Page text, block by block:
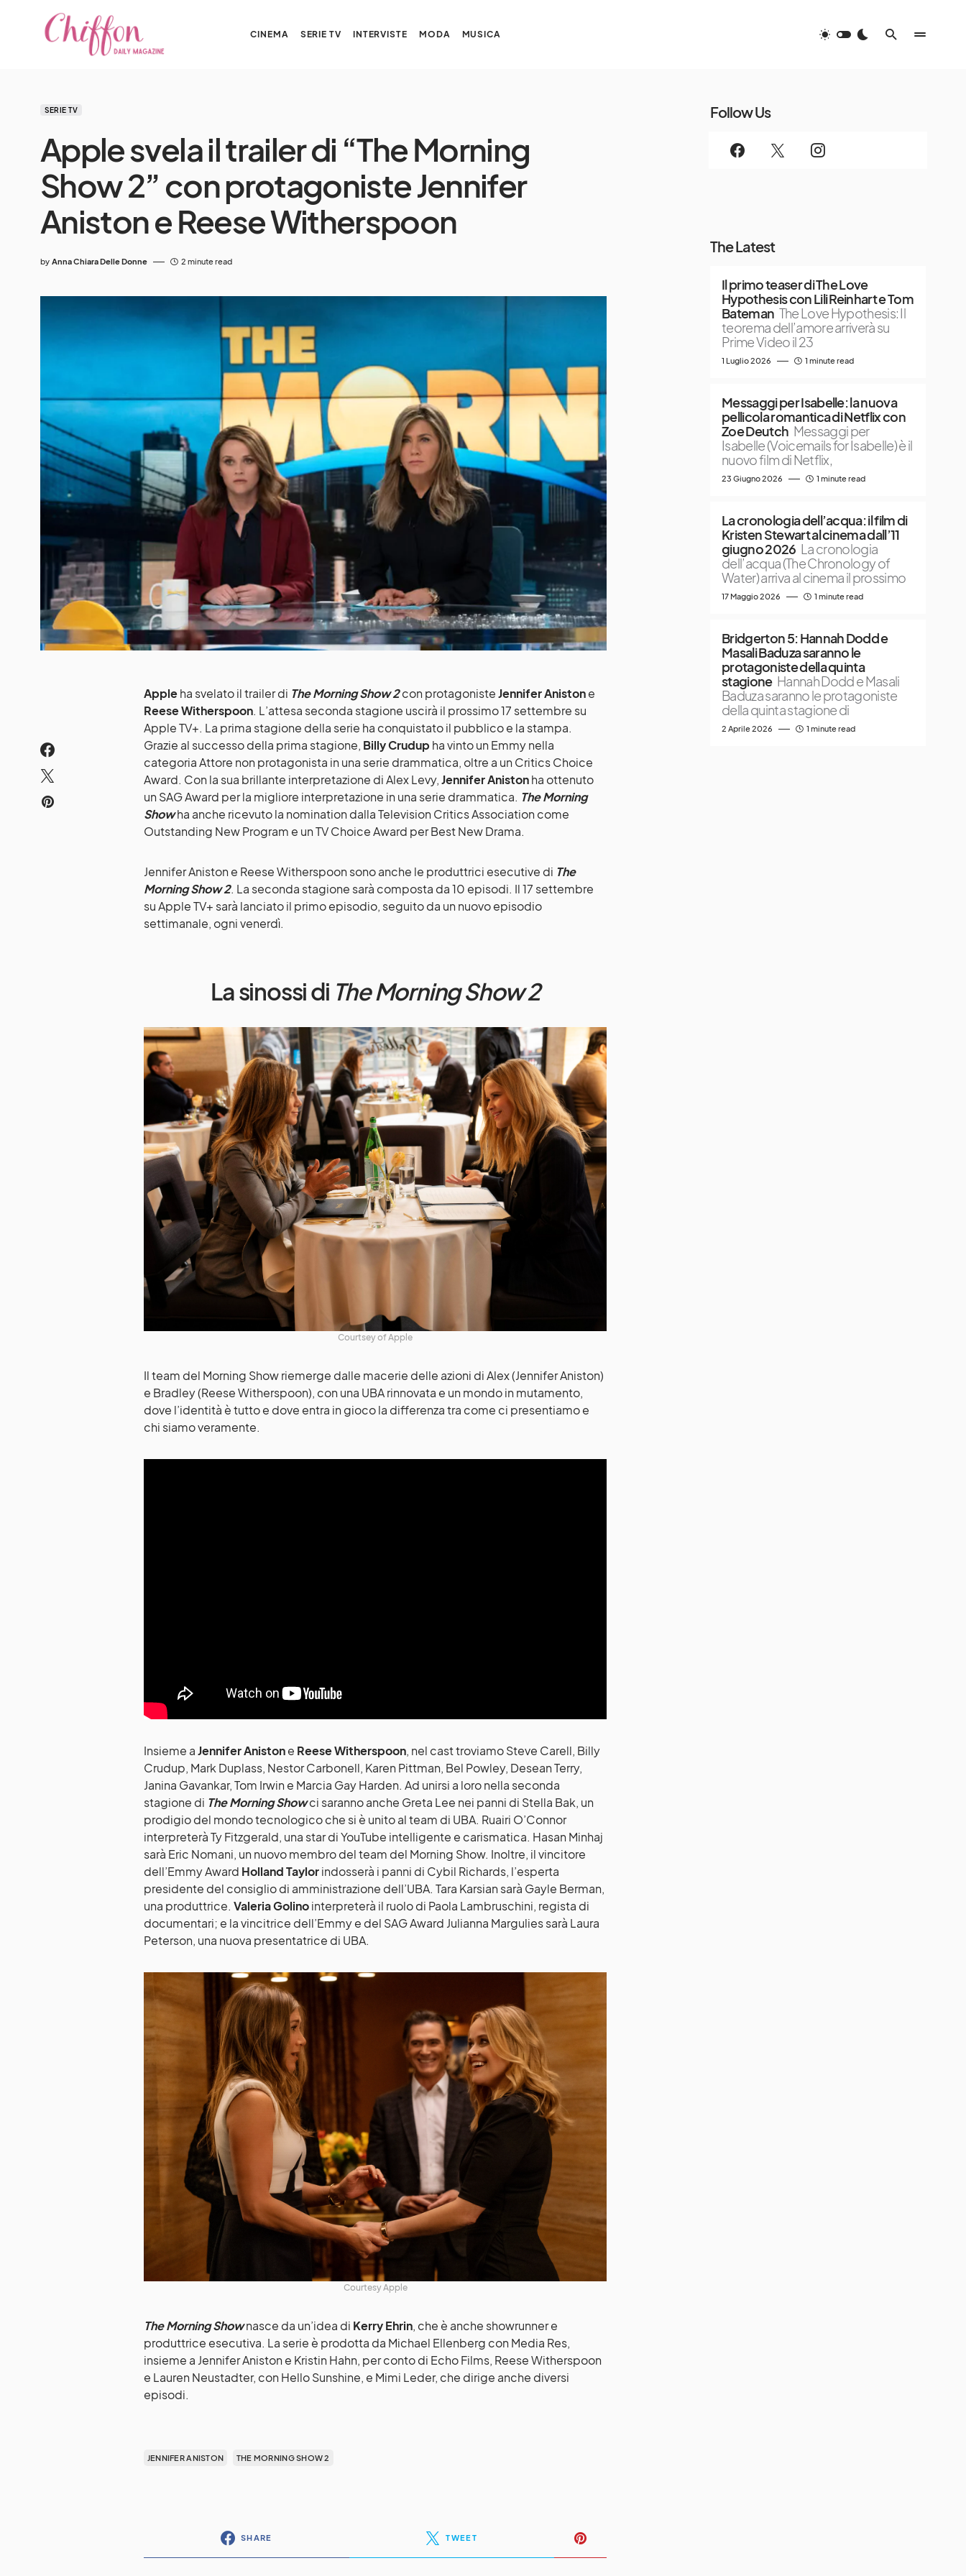
CINEMA SERIE TV INTERVISTE MODA MUSICA
SERIE TV
Apple svela il trailer di “The Morning
Show 2” con protagoniste Jennifer
Aniston e Reese Witherspoon
by Anna Chiara Delle Donne 2 minute read
Appleha svelato il trailer di The Morning Show 2con protagonisteJennifer Anistone
Reese Witherspoon. L’attesa seconda stagione uscirà il prossimo 17 settembre su
Apple TV+. La prima stagione della serie ha conquistato il pubblico e la stampa.
Grazie al successo della prima stagione, Billy Crudup ha vinto un Emmy nella
categoria Attore non protagonista in una serie drammatica, oltre a un Critics Choice
Award. Con la sua brillante interpretazione di Alex Levy,Jennifer Anistonha ottenuto
un SAG Award per la migliore interpretazione in una serie drammatica. The Morning
Showha anche ricevuto la nomination dalla Television Critics Association come
Outstanding New Program e un TV Choice Award per Best New Drama.
Jennifer Aniston e Reese Witherspoon sono anche le produttrici esecutive di The
Morning Show 2. La seconda stagione sarà composta da 10 episodi. Il 17 settembre
su Apple TV+ sarà lanciato il primo episodio, seguito da un nuovo episodio
settimanale, ogni venerdì.
La sinossi di The Morning Show 2
Courtsey of Apple
Il team del Morning Show riemerge dalle macerie delle azioni di Alex (Jennifer Aniston)
e Bradley (Reese Witherspoon), con una UBA rinnovata e un mondo in mutamento,
dove l’identità è tutto e dove entra in gioco la differenza tra come ci presentiamo e
chi siamo veramente.
Insieme aJennifer Anistone Reese Witherspoon, nel cast troviamo Steve Carell, Billy
Crudup, Mark Duplass, Nestor Carbonell, Karen Pittman, Bel Powley, Desean Terry,
Janina Gavankar, Tom Irwin e Marcia Gay Harden. Ad unirsi a loro nella seconda
stagione di The Morning Showci saranno anche Greta Lee nei panni di Stella Bak, un
prodigio del mondo tecnologico che si è unito al team di UBA. Ruairi O’Connor
interpreterà Ty Fitzgerald, una star di YouTube intelligente e carismatica. Hasan Minhaj
sarà Eric Nomani, un nuovo membro del team del Morning Show. Inoltre, il vincitore
dell’Emmy Award Holland Taylorindosserà i panni di Cybil Richards, l’esperta
presidente del consiglio di amministrazione dell’UBA. Tara Karsian sarà Gayle Berman,
una produttrice. Valeria Golinointerpreterà il ruolo di Paola Lambruschini, regista di
documentari; e la vincitrice dell’Emmy e del SAG Award Julianna Margulies sarà Laura
Peterson, una nuova presentatrice di UBA.
Courtesy Apple
The Morning Shownasce da un’idea di Kerry Ehrin, che è anche showrunner e
produttrice esecutiva. La serie è prodotta da Michael Ellenberg con Media Res,
insieme a Jennifer Aniston e Kristin Hahn, per conto di Echo Films, Reese Witherspoon
e Lauren Neustadter, con Hello Sunshine, e Mimi Leder, che dirige anche diversi
episodi.
JENNIFER ANISTON THE MORNING SHOW 2
SHARE TWEET
Follow Us
The Latest
Il primo teaser di The Love
Hypothesis con Lili Reinhart e Tom
Bateman The Love Hypothesis: Il
teorema dell’amore arriverà su
Prime Video il 23
1 Luglio 2026 1 minute read
Messaggi per Isabelle: la nuova
pellicola romantica di Netflix con
Zoe Deutch Messaggi per
Isabelle (Voicemails for Isabelle) è il
nuovo film di Netflix,
23 Giugno 2026 1 minute read
La cronologia dell’acqua: il film di
Kristen Stewart al cinema dall’11
giugno 2026 La cronologia
dell’acqua (The Chronology of
Water) arriva al cinema il prossimo
17 Maggio 2026 1 minute read
Bridgerton 5: Hannah Dodd e
Masali Baduza saranno le
protagoniste della quinta
stagione Hannah Dodd e Masali
Baduza saranno le protagoniste
della quinta stagione di
2 Aprile 2026 1 minute read